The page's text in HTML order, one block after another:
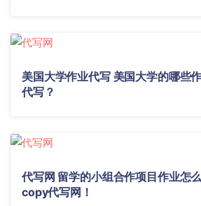
美国大学作业代写 美国大学的哪些
代写？
代写网 留学的小组合作项目作业怎
copy代写网！